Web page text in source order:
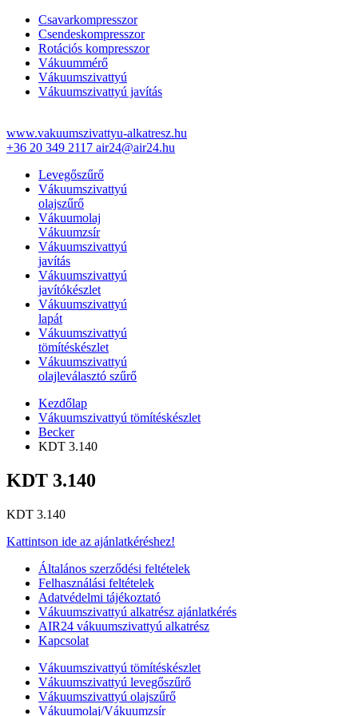
Csavarkompresszor
Csendeskompresszor
Rotációs kompresszor
Vákuummérő
Vákuumszivattyú
Vákuumszivattyú javítás
www.vakuumszivattyu-alkatresz.hu
+36 20 349 2117 air24@air24.hu
Levegőszűrő
Vákuumszivattyú
olajszűrő
Vákuumolaj
Vákuumzsír
Vákuumszivattyú
javítás
Vákuumszivattyú
javítókészlet
Vákuumszivattyú
lapát
Vákuumszivattyú
tömítéskészlet
Vákuumszivattyú
olajleválasztó szűrő
Kezdőlap
Vákuumszivattyú tömítéskészlet
Becker
KDT 3.140
KDT 3.140
KDT 3.140
Kattintson ide az ajánlatkéréshez!
Általános szerződési feltételek
Felhasználási feltételek
Adatvédelmi tájékoztató
Vákuumszivattyú alkatrész ajánlatkérés
AIR24 vákuumszivattyú alkatrész
Kapcsolat
Vákuumszivattyú tömítéskészlet
Vákuumszivattyú levegőszűrő
Vákuumszivattyú olajszűrő
Vákuumolaj/Vákuumzsír